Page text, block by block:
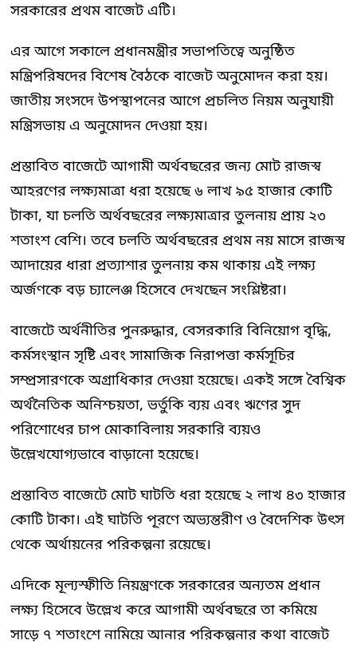
সরকারের প্রথম বাজেট এটি।
এর আগে সকালে প্রধানমন্ত্রীর সভাপতিত্বে অনুষ্ঠিত
মন্ত্রিপরিষদের বিশেষ বৈঠকে বাজেট অনুমোদন করা হয়।
জাতীয় সংসদে উপস্থাপনের আগে প্রচলিত নিয়ম অনুযায়ী
মন্ত্রিসভায় এ অনুমোদন দেওয়া হয়।
প্রস্তাবিত বাজেটে আগামী অর্থবছরের জন্য মোট রাজস্ব
আহরণের লক্ষ্যমাত্রা ধরা হয়েছে ৬ লাখ ৯৫ হাজার কোটি
টাকা, যা চলতি অর্থবছরের লক্ষ্যমাত্রার তুলনায় প্রায় ২৩
শতাংশ বেশি। তবে চলতি অর্থবছরের প্রথম নয় মাসে রাজস্ব
আদায়ের ধারা প্রত্যাশার তুলনায় কম থাকায় এই লক্ষ্য
অর্জণকে বড় চ্যালেঞ্জ হিসেবে দেখছেন সংশ্লিষ্টরা।
বাজেটে অর্থনীতির পুনরুদ্ধার, বেসরকারি বিনিয়োগ বৃদ্ধি,
কর্মসংস্থান সৃষ্টি এবং সামাজিক নিরাপত্তা কর্মসূচির
সম্প্রসারণকে অগ্রাধিকার দেওয়া হয়েছে। একই সঙ্গে বৈশ্বিক
অর্থনৈতিক অনিশ্চয়তা, ভর্তুকি ব্যয় এবং ঋণের সুদ
পরিশোধের চাপ মোকাবিলায় সরকারি ব্যয়ও
উল্লেখযোগ্যভাবে বাড়ানো হয়েছে।
প্রস্তাবিত বাজেটে মোট ঘাটতি ধরা হয়েছে ২ লাখ ৪৩ হাজার
কোটি টাকা। এই ঘাটতি পূরণে অভ্যন্তরীণ ও বৈদেশিক উৎস
থেকে অর্থায়নের পরিকল্পনা রয়েছে।
এদিকে মূল্যস্ফীতি নিয়ন্ত্রণকে সরকারের অন্যতম প্রধান
লক্ষ্য হিসেবে উল্লেখ করে আগামী অর্থবছরে তা কমিয়ে
সাড়ে ৭ শতাংশে নামিয়ে আনার পরিকল্পনার কথা বাজেট